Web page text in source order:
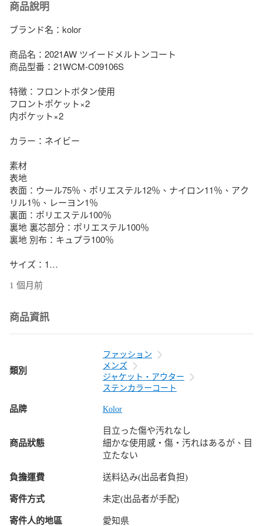
商品說明
ブランド名：kolor
商品名：2021AW ツイードメルトンコート
商品型番：21WCM-C09106S
特徴：フロントボタン使用
フロントポケット×2
内ポケット×2
カラー：ネイビー
素材
表地
表面：ウール75％、ポリエステル12％、ナイロン11％、アク
リル1％、レーヨン1％
裏面：ポリエステル100％
裏地 裏芯部分：ポリエステル100％
裏地 別布：キュプラ100％
サイズ：1
ら裾まで) 袖丈59cm
付属品：無し
商品状態：特筆すべき傷や汚れが無い良好な状態の中古品で
管理番号：98551A5
1 個月前
商品資訊
類別
ファッション
メンズ
ジャケット・アウター
ステンカラーコート
品牌 Kolor
商品狀態
目立った傷や汚れなし
細かな使用感・傷・汚れはあるが、目
立たない
負擔運費 送料込み(出品者負担)
寄件方式 未定(出品者が手配)
寄件人的地區 愛知県